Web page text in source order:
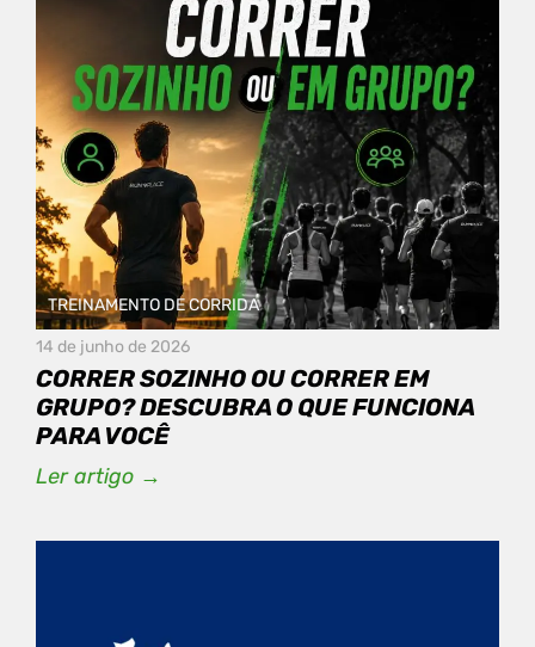
TREINAMENTO DE CORRIDA
14 de junho de 2026
CORRER SOZINHO OU CORRER EM
GRUPO? DESCUBRA O QUE FUNCIONA
PARA VOCÊ
Ler artigo →